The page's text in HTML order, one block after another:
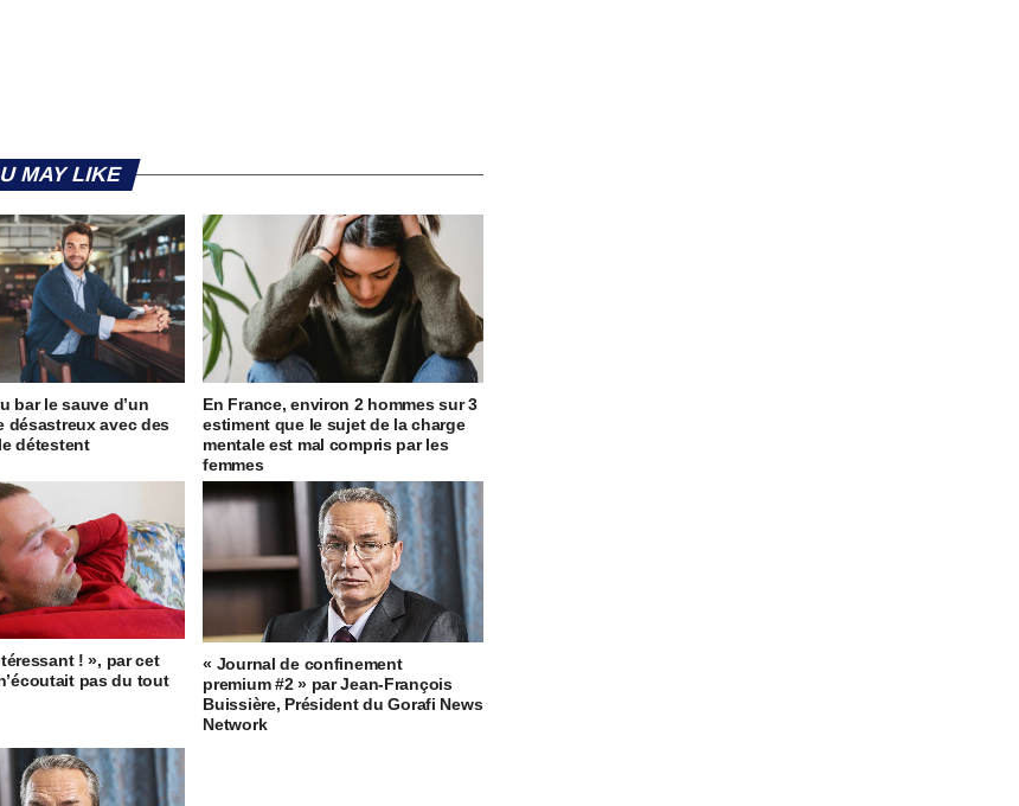
MAY LIKE
bar le sauve d’un
désastreux avec des
détestent
En France, environ 2 hommes sur 3
estiment que le sujet de la charge
mentale est mal compris par les
femmes
! », par cet
pas du tout
« Journal de confinement
premium #2 » par Jean-François
Buissière, Président du Gorafi News
Network